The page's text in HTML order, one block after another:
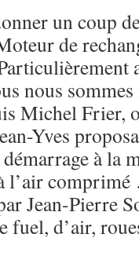
un coup
de
nous
Michel Frier,
Yves
à la
l’air comprimé
Jean-Pierre
fuel, d’air,